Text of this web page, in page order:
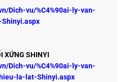
Dich-vu/%C4%90ai-ly-van-
XỨNG SHINYI
Dich-vu/%C4%90ai-ly-van-
la-lat-Shinyi.aspx